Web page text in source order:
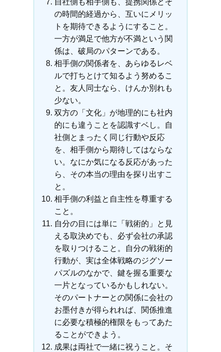
の時間的経過から、互いにメリッ
トを期待できるようにすること。
一方が満足で他方が不満という関
係は、破局のパターンである。
相手側の関係者を、あらゆるレベ
ルで打ちとけて知るよう努めるこ
と。友人同士なら、けんか別れも
少ない。
双方の「文化」が地理的にも社内
的にも違うことを認識すベし。自
社側とまったく同じ行動や反応
を、相手側から期待してはならな
い。なにか気になる反応があった
ら、その本当の理由を探り出すこ
と。
相手側の利益と自主性を尊重する
こと。
自分の目には単に「戦術的」と見
える取決めでも、必ず会社の承認
を取りつけること。自分の戦術的
行動が、実は全体戦略のジグソー
パズルのなかで、鍵を握る重要な
一片となっているかもしれない。
そのパートナーとの関係に会社の
お墨付きが得られれば、関係推進
に必要な積極的権限をもってあた
ることができよう。
成果は両社で一緒に祝うこと。そ